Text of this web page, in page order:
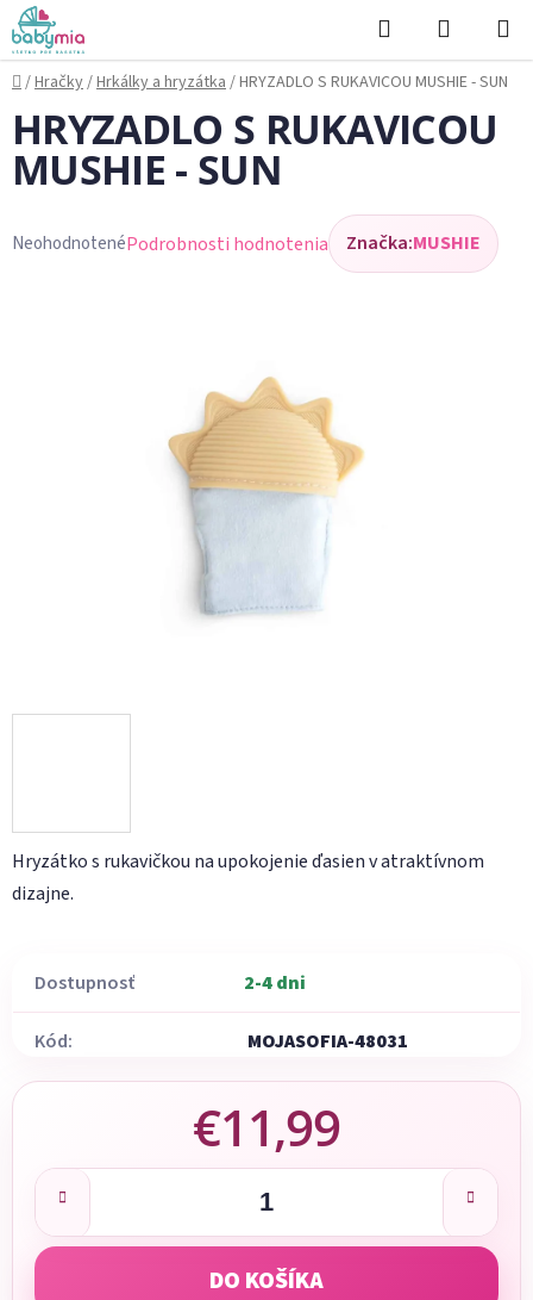
Prejsť
na
obsah
Hľadať
KOŠÍK
Domov
/Hračky/Hrkálky a hryzátka/HRYZADLO S RUKAVICOU MUSHIE - SUN
Hryzátko s rukavičkou na upokojenie ďasien v atraktívnom
dizajne.
Dostupnosť 2-4 dni
Kód: MOJASOFIA-48031
€11,99
Jednotková cena:
DO KOŠÍKA
HRYZADLO S RUKAVICOU
MUSHIE - SUN
Priemerné
NeohodnotenéPodrobnosti hodnotenia Značka:MUSHIE